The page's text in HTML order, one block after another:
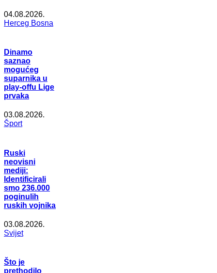
04.08.2026.
Herceg Bosna
Dinamo
saznao
mogućeg
suparnika u
play-offu Lige
prvaka
03.08.2026.
Šport
Ruski
neovisni
mediji:
Identificirali
smo 236.000
poginulih
ruskih vojnika
03.08.2026.
Svijet
Što je
prethodilo